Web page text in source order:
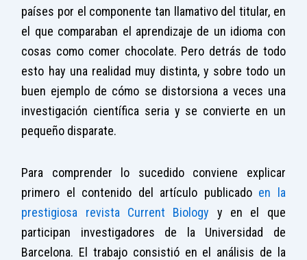
países por el componente tan llamativo del titular, en
el que comparaban el aprendizaje de un idioma con
cosas como comer chocolate. Pero detrás de todo
esto hay una realidad muy distinta, y sobre todo un
buen ejemplo de cómo se distorsiona a veces una
investigación científica seria y se convierte en un
pequeño disparate.
Para comprender lo sucedido conviene explicar
primero el contenido del artículo publicadoen la
prestigiosa revista Current Biology y en el que
participan investigadores de la Universidad de
Barcelona. El trabajo consistió en el análisis de la